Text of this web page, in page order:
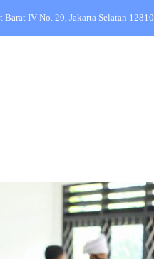
Barat IV No. 20, Jakarta Selatan 12810